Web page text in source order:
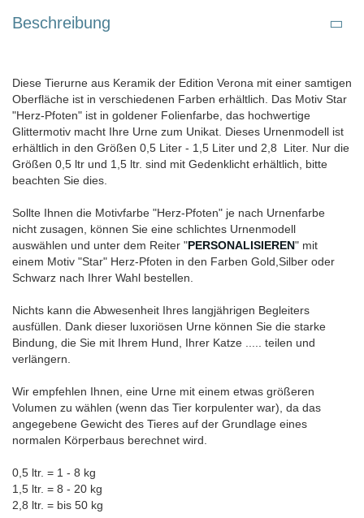
Beschreibung
Diese Tierurne aus Keramik der Edition Verona mit einer samtigen
Oberfläche ist in verschiedenen Farben erhältlich. Das Motiv Star
"Herz-Pfoten" ist in goldener Folienfarbe, das hochwertige
Glittermotiv macht Ihre Urne zum Unikat. Dieses Urnenmodell ist
erhältlich in den Größen 0,5 Liter - 1,5 Liter und 2,8 Liter. Nur die
Größen 0,5 ltr und 1,5 ltr. sind mit Gedenklicht erhältlich, bitte
beachten Sie dies.
Sollte Ihnen die Motivfarbe "Herz-Pfoten" je nach Urnenfarbe
nicht zusagen, können Sie eine schlichtes Urnenmodell
auswählen und unter dem Reiter "PERSONALISIEREN" mit
einem Motiv "Star" Herz-Pfoten in den Farben Gold,Silber oder
Schwarz nach Ihrer Wahl bestellen.
Nichts kann die Abwesenheit Ihres langjährigen Begleiters
ausfüllen. Dank dieser luxoriösen Urne können Sie die starke
Bindung, die Sie mit Ihrem Hund, Ihrer Katze ..... teilen und
verlängern.
Wir empfehlen Ihnen, eine Urne mit einem etwas größeren
Volumen zu wählen (wenn das Tier korpulenter war), da das
angegebene Gewicht des Tieres auf der Grundlage eines
normalen Körperbaus berechnet wird.
0,5 ltr. = 1 - 8 kg
1,5 ltr. = 8 - 20 kg
2,8 ltr. = bis 50 kg